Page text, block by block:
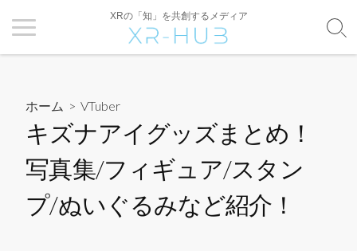
XRの「知」を共創するメディア
ホーム >VTuber
キズナアイグッズまとめ！
写真集/フィギュア/スタン
プ/ぬいぐるみなど紹介！